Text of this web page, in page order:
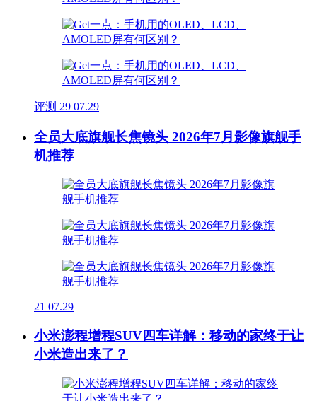
评测 29 07.29
全员大底旗舰长焦镜头 2026年7月影像旗舰手
机推荐
21 07.29
小米澎程增程SUV四车详解：移动的家终于让
小米造出来了？